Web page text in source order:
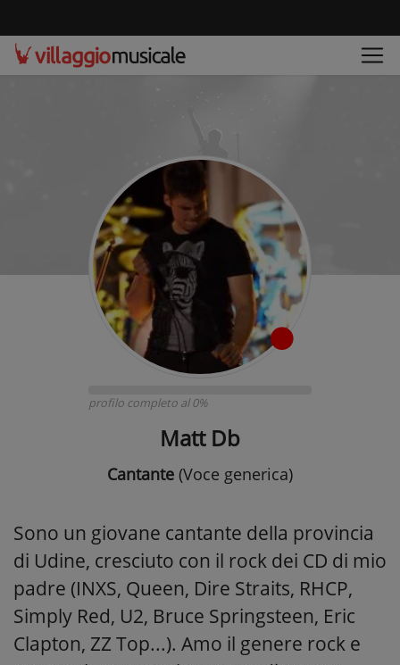
profilo completo al 0%
Matt Db
Cantante (Voce generica)
Sono un giovane cantante della provincia
di Udine, cresciuto con il rock dei CD di mio
padre (INXS, Queen, Dire Straits, RHCP,
Simply Red, U2, Bruce Springsteen, Eric
Clapton, ZZ Top...). Amo il genere rock e